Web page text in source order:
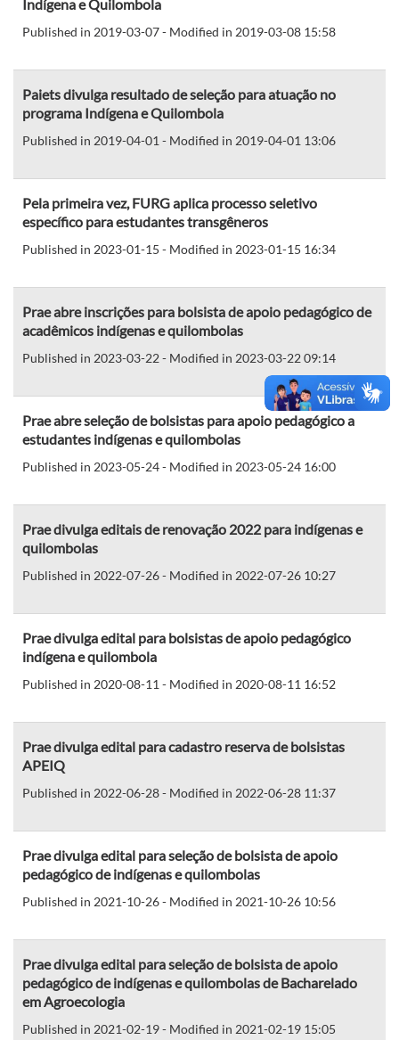
Indígena e Quilombola
Published in 2019-03-07 - Modified in 2019-03-08 15:58
Paiets divulga resultado de seleção para atuação no
programa Indígena e Quilombola
Published in 2019-04-01 - Modified in 2019-04-01 13:06
Pela primeira vez, FURG aplica processo seletivo
específico para estudantes transgêneros
Published in 2023-01-15 - Modified in 2023-01-15 16:34
Prae abre inscrições para bolsista de apoio pedagógico de
acadêmicos indígenas e quilombolas
Published in 2023-03-22 - Modified in 2023-03-22 09:14
Prae abre seleção de bolsistas para apoio pedagógico a
estudantes indígenas e quilombolas
Published in 2023-05-24 - Modified in 2023-05-24 16:00
Prae divulga editais de renovação 2022 para indígenas e
quilombolas
Published in 2022-07-26 - Modified in 2022-07-26 10:27
Prae divulga edital para bolsistas de apoio pedagógico
indígena e quilombola
Published in 2020-08-11 - Modified in 2020-08-11 16:52
Prae divulga edital para cadastro reserva de bolsistas
APEIQ
Published in 2022-06-28 - Modified in 2022-06-28 11:37
Prae divulga edital para seleção de bolsista de apoio
pedagógico de indígenas e quilombolas
Published in 2021-10-26 - Modified in 2021-10-26 10:56
Prae divulga edital para seleção de bolsista de apoio
pedagógico de indígenas e quilombolas de Bacharelado
em Agroecologia
Published in 2021-02-19 - Modified in 2021-02-19 15:05